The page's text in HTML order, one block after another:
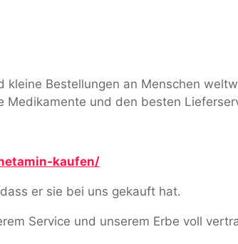
Bestellungen an Menschen
Medikamente und den besten
kaufen/
er sie bei uns gekauft hat.
Service und unserem Erbe voll